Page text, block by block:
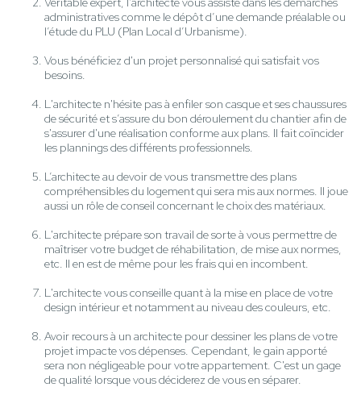
administratives comme le dépôt d’une demande préalable ou
l’étude du PLU (Plan Local d’Urbanisme).
Vous bénéficiez d'un projet personnalisé qui satisfait vos
besoins.
L'architecte n'hésite pas à enfiler son casque et ses chaussures
de sécurité et s’assure du bon déroulement du chantier afin de
s'assurer d'une réalisation conforme aux plans. Il fait coïncider
les plannings des différents professionnels.
L’architecte au devoir de vous transmettre des plans
compréhensibles du logement qui sera mis aux normes. Il joue
aussi un rôle de conseil concernant le choix des matériaux.
L'architecte prépare son travail de sorte à vous permettre de
maîtriser votre budget de réhabilitation, de mise aux normes,
etc. Il en est de même pour les frais qui en incombent.
L'architecte vous conseille quant à la mise en place de votre
design intérieur et notamment au niveau des couleurs, etc.
Avoir recours à un architecte pour dessiner les plans de votre
projet impacte vos dépenses. Cependant, le gain apporté
sera non négligeable pour votre appartement. C'est un gage
de qualité lorsque vous déciderez de vous en séparer.